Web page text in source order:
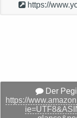
https://
Der
https://